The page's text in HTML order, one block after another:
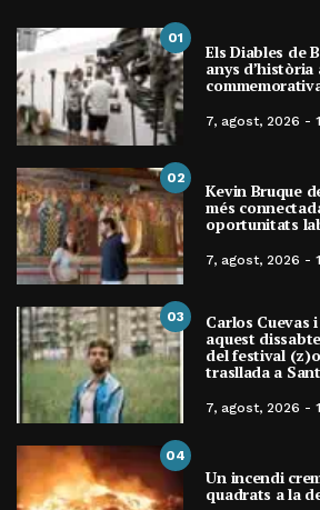
01
Els Diables de
anys
7, agost, 2026 -
02
Kevin Bruque
més
oportunitats
7, agost, 2026 -
03 Carlos
aquest
del festival
trasllada a
7, agost, 2026 -
04
Un incendi
quadrats a la